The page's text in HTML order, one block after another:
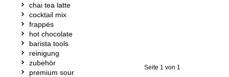
Seite 1 von 1
chai tea latte
cocktail mix
frappés
hot chocolate
barista tools
reinigung
zubehör
premium sour